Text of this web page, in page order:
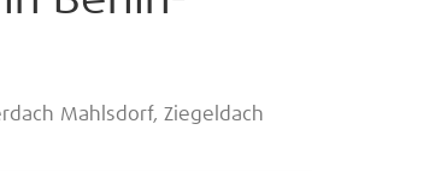
Mahlsdorf, Ziegeldach